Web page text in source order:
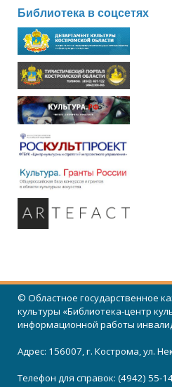
Библиотека в соцсетях
© Областное государственное
культуры «Библиотека-центр
информационной работы
Адрес: 156007, г. Кострома, ул.
Телефон для справок: (4942) 55-